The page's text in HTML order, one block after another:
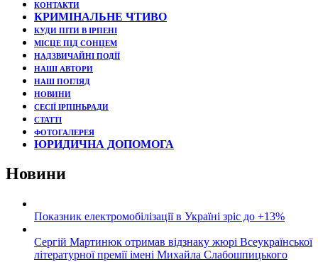
КОНТАКТИ
КРИМІНАЛЬНЕ ЧТИВО
КУДИ ПІТИ В ІРПЕНІ
МІСЦЕ ПІД СОНЦЕМ
НАДЗВИЧАЙНІ ПОДЇЇ
НАШІ АВТОРИ
НАШ ПОГЛЯД
НОВИНИ
СЕСІЇ ІРПІНЬРАДИ
СТАТТІ
ФОТОГАЛЕРЕЯ
ЮРИДИЧНА ДОПОМОГА
Новини
Показник електромобілізації в Україні зріс до +13%
Сергій Мартинюк отримав відзнаку жюрі Всеукраїнської
літературної премії імені Михайла Слабошпицького